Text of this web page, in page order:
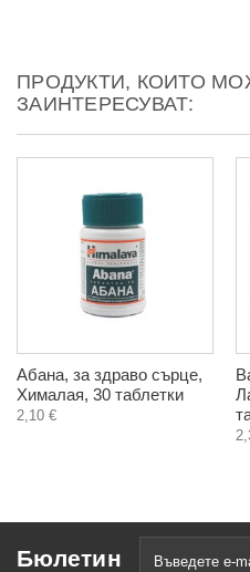
ПРОДУКТИ, КОИТО
ЗАИНТЕРЕСУВАТ:
Абана, за здраво сърце,
Хималая, 30 таблетки
2,10 €
Бюлетин